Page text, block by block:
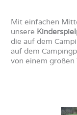
Mit einfachen
unsere
die auf dem
auf dem
von einem